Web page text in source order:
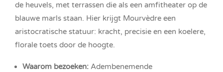
de heuvels, met terrassen die als een amfitheater op de
blauwe marls staan. Hier krijgt Mourvèdre een
aristocratische statuur: kracht, precisie en een koelere,
florale toets door de hoogte.
Waarom bezoeken: Adembenemende